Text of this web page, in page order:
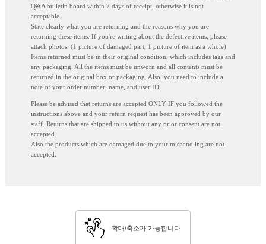
Q&A bulletin board within 7 days of receipt, otherwise it is not
acceptable.
State clearly what you are returning and the reasons why you are
returning these items. If you're writing about the defective items, please
attach photos. (1 picture of damaged part, 1 picture of item as a whole)
Items returned must be in their original condition, which includes tags and
any packaging. All the items must be unworn and all contents must be
returned in the original box or packaging. Also, you need to include a
note of your order number, name, and user ID.
Please be advised that returns are accepted ONLY IF you followed the
instructions above and your return request has been approved by our
staff. Returns that are shipped to us without any prior consent are not
accepted.
Also the products which are damaged due to your mishandling are not
accepted.
확대/축소가 가능합니다